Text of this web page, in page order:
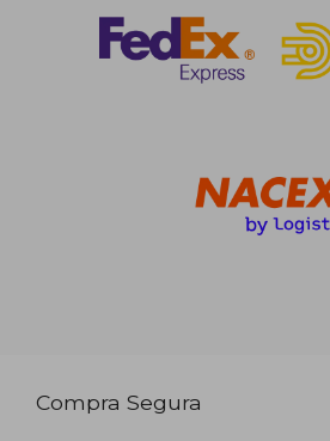
Compra Segura